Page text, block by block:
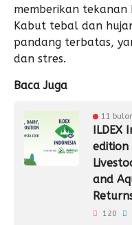
memberikan
Kabut tebal dan
pandang terbatas,
dan stres.
Baca Juga
11
ILDEX
and
120